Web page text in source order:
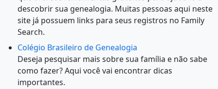
descobrir sua genealogia. Muitas pessoas aqui neste
site já possuem links para seus registros no Family
Search.
Colégio Brasileiro de Genealogia
Deseja pesquisar mais sobre sua família e não sabe
como fazer? Aqui você vai encontrar dicas
importantes.